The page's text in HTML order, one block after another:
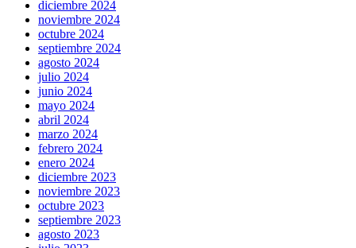
diciembre 2024
noviembre 2024
octubre 2024
septiembre 2024
agosto 2024
julio 2024
junio 2024
mayo 2024
abril 2024
marzo 2024
febrero 2024
enero 2024
diciembre 2023
noviembre 2023
octubre 2023
septiembre 2023
agosto 2023